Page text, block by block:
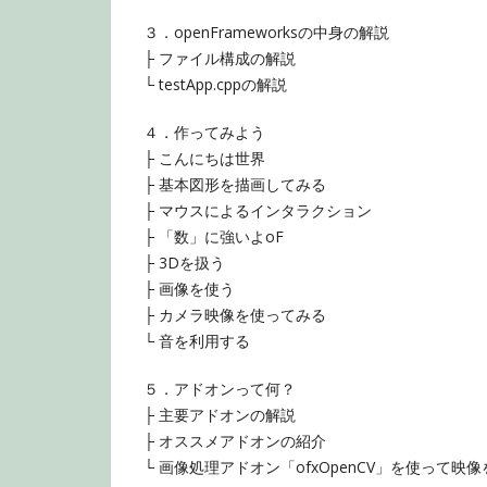
３．openFrameworksの中身の解説
├ ファイル構成の解説
└ testApp.cppの解説
４．作ってみよう
├ こんにちは世界
├ 基本図形を描画してみる
├ マウスによるインタラクション
├ 「数」に強いよoF
├ 3Dを扱う
├ 画像を使う
├ カメラ映像を使ってみる
└ 音を利用する
５．アドオンって何？
├ 主要アドオンの解説
├ オススメアドオンの紹介
└ 画像処理アドオン「ofxOpenCV」を使って映像